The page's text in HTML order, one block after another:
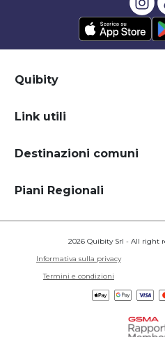
Quibity
Link utili
Destinazioni comuni
Piani Regionali
2026 Quibity Srl - All right
Informativa sulla privacy
Termini e condizioni